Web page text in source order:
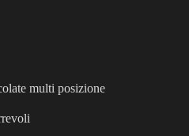
multi posizione